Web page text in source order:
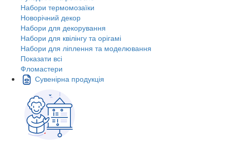
Набори термомозаїки
Новорічний декор
Набори для декорування
Набори для квілінгу та орігамі
Набори для ліплення та моделювання
Показати всі
Фломастери
Сувенірна продукція